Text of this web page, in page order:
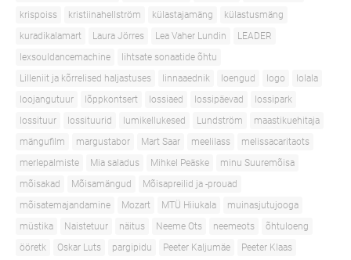
krispoiss
kristiinahellström külastajamäng
külastusmäng
kuradikalamart
Laura Jörres Lea Vaher Lundin
LEADER
lexsouldancemachine
lihtsate sonaatide õhtu
Lilleniit ja kõrrelised haljastuses
linnaaednik loengud logo
lolala
loojangutuur
lõppkontsert lossiaed lossipäevad
lossipark
lossituur
lossituurid lumikellukesed Lundström
maastikuehitaja
mängufilm
margustabor Mart Saar meelilass
melissacaritaots
merlepalmiste
Mia saladus Mihkel Peäske
minu Suuremõisa
mõisakad
Mõisamängud
Mõisapreilid ja -prouad
mõisatemajandamine
Mozart MTÜ Hiiukala
muinasjutujooga
müstika
Naistetuur näitus Neeme Ots neemeots
õhtuloeng
ööretk
Oskar Luts pargipidu Peeter Kaljumäe
Peeter Klaas